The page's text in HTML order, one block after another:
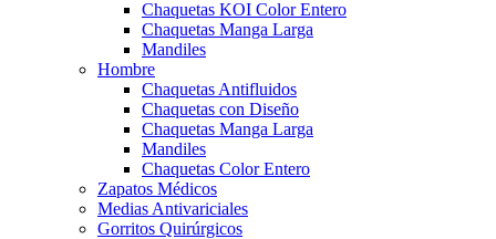
Chaquetas KOI Color Entero
Chaquetas Manga Larga
Mandiles
Hombre
Chaquetas Antifluidos
Chaquetas con Diseño
Chaquetas Manga Larga
Mandiles
Chaquetas Color Entero
Zapatos Médicos
Medias Antivariciales
Gorritos Quirúrgicos